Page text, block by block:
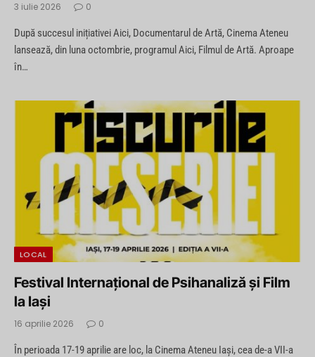
3 iulie 2026 0
După succesul inițiativei Aici, Documentarul de Artă, Cinema Ateneu
lansează, din luna octombrie, programul Aici, Filmul de Artă. Aproape
în…
LOCAL
Festival Internațional de Psihanaliză și Film
la Iași
16 aprilie 2026 0
În perioada 17-19 aprilie are loc, la Cinema Ateneu Iași, cea de-a VII-a